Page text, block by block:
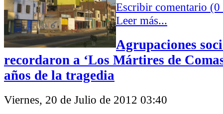
Escribir comentario (0
Leer más...
Agrupaciones
recordaron a ‘Los Mártires de
años de la tragedia
Viernes, 20 de Julio de 2012 03:40